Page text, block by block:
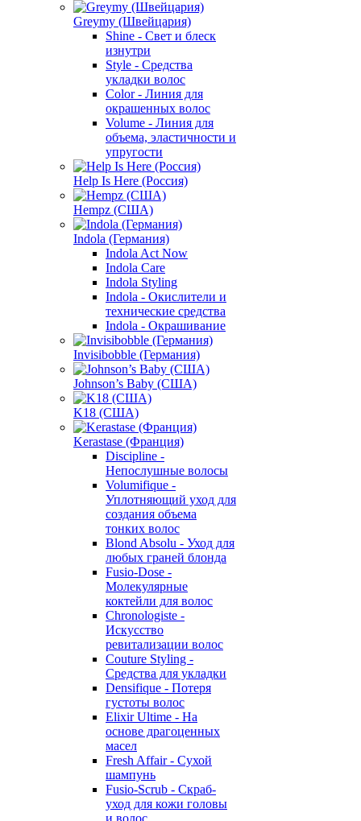
Greymy (Швейцария)
Shine - Свет и блеск
изнутри
Style - Средства
укладки волос
Color - Линия для
окрашенных волос
Volume - Линия для
объема, эластичности и
упругости
Help Is Here (Россия)
Hempz (США)
Indola (Германия)
Indola Act Now
Indola Care
Indola Styling
Indola - Окислители и
технические средства
Indola - Окрашивание
Invisibobble (Германия)
Johnson’s Baby (США)
K18 (США)
Kerastase (Франция)
Discipline -
Непослушные волосы
Volumifique -
Уплотняющий уход для
создания объема
тонких волос
Blond Absolu - Уход для
любых граней блонда
Fusio-Dose -
Молекулярные
коктейли для волос
Chronologiste -
Искусство
ревитализации волос
Couture Styling -
Средства для укладки
Densifique - Потеря
густоты волос
Elixir Ultime - На
основе драгоценных
масел
Fresh Affair - Сухой
шампунь
Fusio-Scrub - Скраб-
уход для кожи головы
и волос